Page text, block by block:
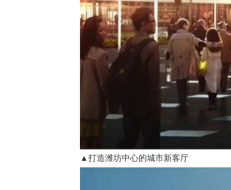
▲打造潍坊中心的城市新客厅